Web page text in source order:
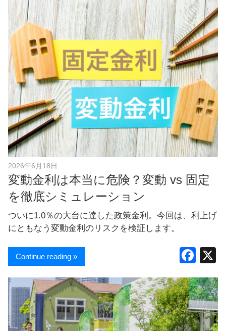
c
e
b
o
o
k
2026年6月18日
変動金利は本当に危険？変動 vs 固定
を徹底シミュレーション
ついに1.0％の大台に達した政策金利。今回は、利上げ
にともなう変動金利のリスクを検証します。
F
c
e
b
Continue reading »